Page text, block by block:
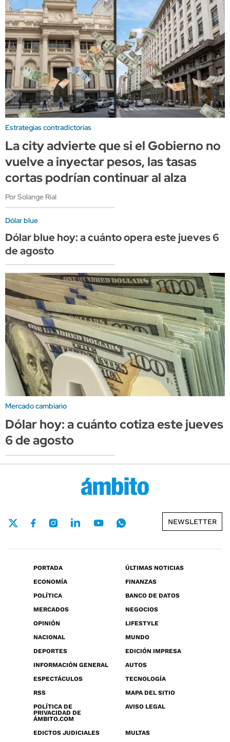
Estrategias contradictorias
La city advierte que si el Gobierno no
vuelve a inyectar pesos, las tasas
cortas podrían continuar al alza
Por Solange Rial
Dólar blue
Dólar blue hoy: a cuánto opera este jueves 6
de agosto
Mercado cambiario
Dólar hoy: a cuánto cotiza este jueves
6 de agosto
NEWSLETTER
PORTADA
ÚLTIMAS NOTICIAS
ECONOMÍA
FINANZAS
POLÍTICA
BANCO DE DATOS
MERCADOS
NEGOCIOS
OPINIÓN
LIFESTYLE
NACIONAL
MUNDO
DEPORTES
EDICIÓN IMPRESA
INFORMACIÓN GENERAL
AUTOS
ESPECTÁCULOS
TECNOLOGÍA
RSS
MAPA DEL SITIO
POLÍTICA DE
PRIVACIDAD DE
ÁMBITO.COM
AVISO LEGAL
EDICTOS JUDICIALES MULTAS